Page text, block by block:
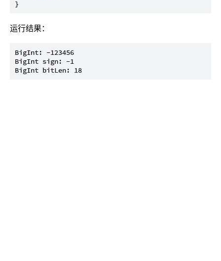
运行结果：
BigInt: -123456
BigInt sign: -1